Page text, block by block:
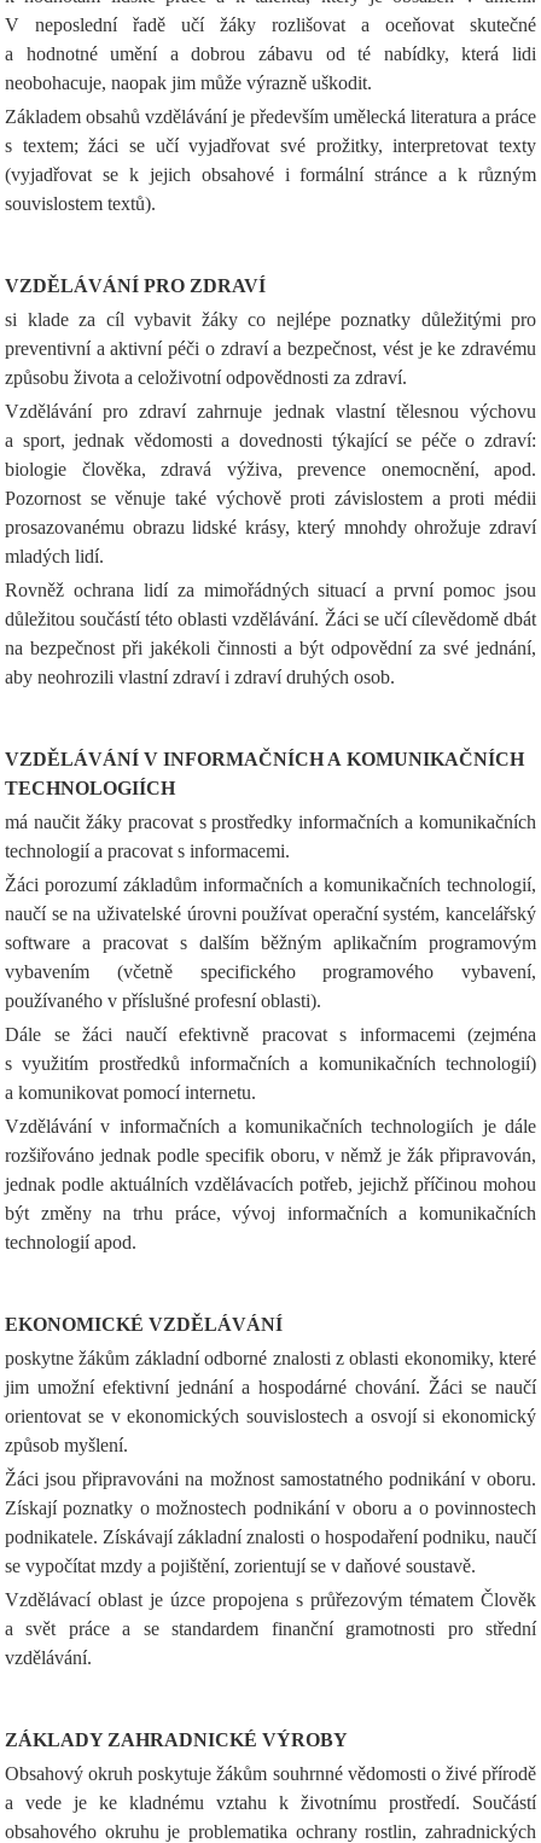
V neposlední řadě učí žáky rozlišovat a oceňovat skutečné
a hodnotné umění a dobrou zábavu od té nabídky, která lidi
neobohacuje, naopak jim může výrazně uškodit.
Základem obsahů vzdělávání je především umělecká literatura a práce
s textem; žáci se učí vyjadřovat své prožitky, interpretovat texty
(vyjadřovat se k jejich obsahové i formální stránce a k různým
souvislostem textů).
VZDĚLÁVÁNÍ PRO ZDRAVÍ
si klade za cíl vybavit žáky co nejlépe poznatky důležitými pro
preventivní a aktivní péči o zdraví a bezpečnost, vést je ke zdravému
způsobu života a celoživotní odpovědnosti za zdraví.
Vzdělávání pro zdraví zahrnuje jednak vlastní tělesnou výchovu
a sport, jednak vědomosti a dovednosti týkající se péče o zdraví:
biologie člověka, zdravá výživa, prevence onemocnění, apod.
Pozornost se věnuje také výchově proti závislostem a proti médii
prosazovanému obrazu lidské krásy, který mnohdy ohrožuje zdraví
mladých lidí.
Rovněž ochrana lidí za mimořádných situací a první pomoc jsou
důležitou součástí této oblasti vzdělávání. Žáci se učí cílevědomě dbát
na bezpečnost při jakékoli činnosti a být odpovědní za své jednání,
aby neohrozili vlastní zdraví i zdraví druhých osob.
VZDĚLÁVÁNÍ V INFORMAČNÍCH A KOMUNIKAČNÍCH
TECHNOLOGIÍCH
má naučit žáky pracovat s prostředky informačních a komunikačních
technologií a pracovat s informacemi.
Žáci porozumí základům informačních a komunikačních technologií,
naučí se na uživatelské úrovni používat operační systém, kancelářský
software a pracovat s dalším běžným aplikačním programovým
vybavením (včetně specifického programového vybavení,
používaného v příslušné profesní oblasti).
Dále se žáci naučí efektivně pracovat s informacemi (zejména
s využitím prostředků informačních a komunikačních technologií)
a komunikovat pomocí internetu.
Vzdělávání v informačních a komunikačních technologiích je dále
rozšiřováno jednak podle specifik oboru, v němž je žák připravován,
jednak podle aktuálních vzdělávacích potřeb, jejichž příčinou mohou
být změny na trhu práce, vývoj informačních a komunikačních
technologií apod.
EKONOMICKÉ VZDĚLÁVÁNÍ
poskytne žákům základní odborné znalosti z oblasti ekonomiky, které
jim umožní efektivní jednání a hospodárné chování. Žáci se naučí
orientovat se v ekonomických souvislostech a osvojí si ekonomický
způsob myšlení.
Žáci jsou připravováni na možnost samostatného podnikání v oboru.
Získají poznatky o možnostech podnikání v oboru a o povinnostech
podnikatele. Získávají základní znalosti o hospodaření podniku, naučí
se vypočítat mzdy a pojištění, zorientují se v daňové soustavě.
Vzdělávací oblast je úzce propojena s průřezovým tématem Člověk
a svět práce a se standardem finanční gramotnosti pro střední
vzdělávání.
ZÁKLADY ZAHRADNICKÉ VÝROBY
Obsahový okruh poskytuje žákům souhrnné vědomosti o živé přírodě
a vede je ke kladnému vztahu k životnímu prostředí. Součástí
obsahového okruhu je problematika ochrany rostlin, zahradnických